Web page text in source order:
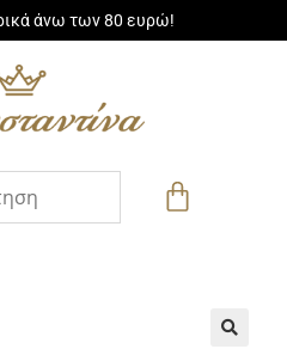
άνω των 80 ευρώ!